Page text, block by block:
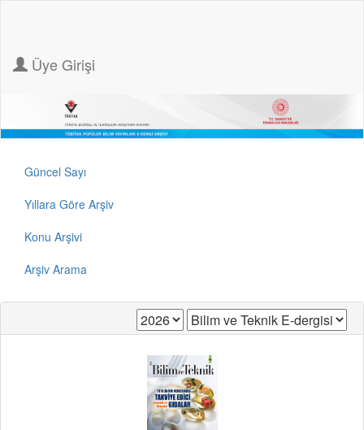
Üye Girişi
Güncel Sayı
Yıllara Göre Arşiv
Konu Arşivi
Arşiv Arama